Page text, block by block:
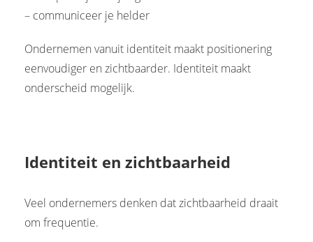
– communiceer je helder
Ondernemen vanuit identiteit maakt positionering
eenvoudiger en zichtbaarder. Identiteit maakt
onderscheid mogelijk.
Identiteit en zichtbaarheid
Veel ondernemers denken dat zichtbaarheid draait
om frequentie.